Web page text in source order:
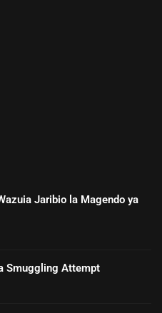
Jaribio la Magendo ya
Smuggling Attempt